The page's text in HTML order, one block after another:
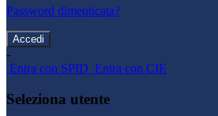
Password dimenticata?
-
Entra con SPID Entra con CIE
Seleziona utente